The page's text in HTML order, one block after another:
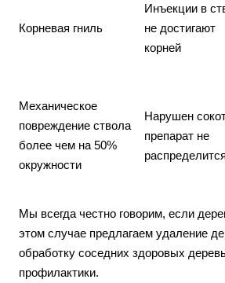
Корневая гниль
Инъекции в
не достигают
корней
Механическое
повреждение ствола
более чем на 50%
окружности
Нарушен
препарат не
распределится
Мы всегда честно говорим, если
этом случае предлагаем удаление
обработку соседних здоровых
профилактики.